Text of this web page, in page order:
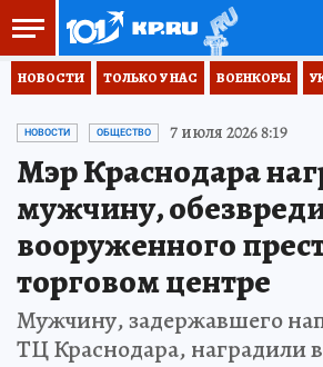
НОВОСТИ ТОЛЬКО У НАС ВОЕНКОРЫ
НОВОСТИ ОБЩЕСТВО 7 июля 2026 8:19
Мэр Краснодара
мужчину,
вооруженного
торговом центре
Мужчину, задержавшего
ТЦ Краснодара, наградили